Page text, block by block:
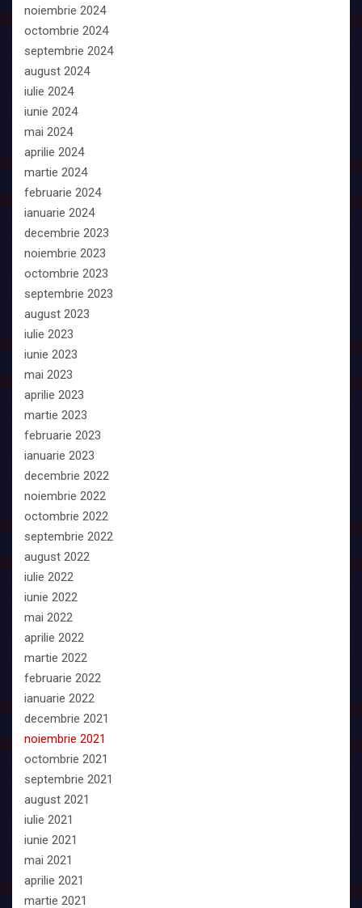
noiembrie 2024
octombrie 2024
septembrie 2024
august 2024
iulie 2024
iunie 2024
mai 2024
aprilie 2024
martie 2024
februarie 2024
ianuarie 2024
decembrie 2023
noiembrie 2023
octombrie 2023
septembrie 2023
august 2023
iulie 2023
iunie 2023
mai 2023
aprilie 2023
martie 2023
februarie 2023
ianuarie 2023
decembrie 2022
noiembrie 2022
octombrie 2022
septembrie 2022
august 2022
iulie 2022
iunie 2022
mai 2022
aprilie 2022
martie 2022
februarie 2022
ianuarie 2022
decembrie 2021
noiembrie 2021
octombrie 2021
septembrie 2021
august 2021
iulie 2021
iunie 2021
mai 2021
aprilie 2021
martie 2021